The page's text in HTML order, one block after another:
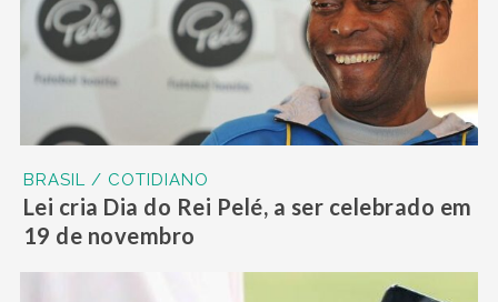
BRASIL / COTIDIANO
Lei cria Dia do Rei Pelé, a ser celebrado em
19 de novembro